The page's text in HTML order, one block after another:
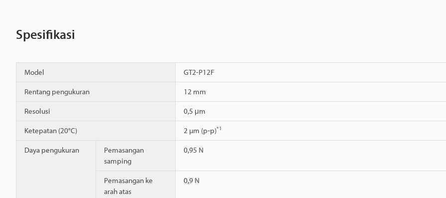
Spesifikasi
Model GT2-P12F
Rentang pengukuran 12 mm
Resolusi 0,5 μm
Ketepatan (20°C) 2 µm (p-p)*1
Daya pengukuran
Pemasangan
samping
0,95 N
Pemasangan ke
arah atas
0,9 N